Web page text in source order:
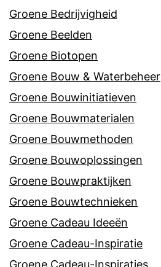
Groene Bedrijvigheid
Groene Beelden
Groene Biotopen
Groene Bouw & Waterbeheer
Groene Bouwinitiatieven
Groene Bouwmaterialen
Groene Bouwmethoden
Groene Bouwoplossingen
Groene Bouwpraktijken
Groene Bouwtechnieken
Groene Cadeau Ideeën
Groene Cadeau-Inspiratie
Groene Cadeau-Inspiraties